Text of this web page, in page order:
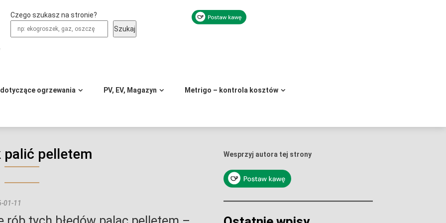
Czego szukasz na stronie?
Szukaj
ogrzewania PV, EV, Magazyn Metrigo – kontrola kosztów
palić pelletem
01-11
Wesprzyj autora tej strony